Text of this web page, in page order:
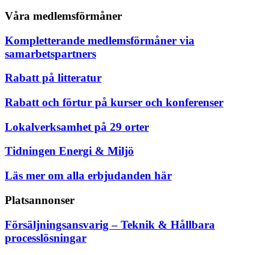
Våra medlemsförmåner
Kompletterande medlemsförmåner via
samarbetspartners
Rabatt på litteratur
Rabatt och förtur på kurser och konferenser
Lokalverksamhet på 29 orter
Tidningen Energi & Miljö
Läs mer om alla erbjudanden här
Platsannonser
Försäljningsansvarig – Teknik & Hållbara
processlösningar